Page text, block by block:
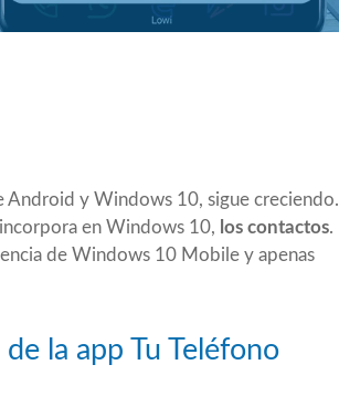
Android y Windows 10, sigue creciendo.
en Windows 10, los contactos.
de Windows 10 Mobile y apenas
la app Tu Teléfono